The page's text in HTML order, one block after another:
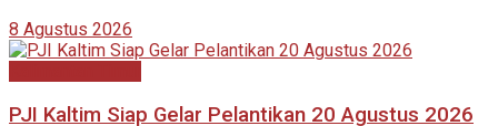
8 Agustus 2026
PJI Kaltim Siap Gelar Pelantikan 20 Agustus 2026